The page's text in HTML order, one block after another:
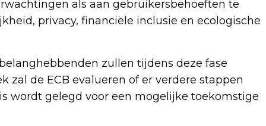
als aan gebruikersbehoeften te
privacy, financiële inclusie en ecologische
zullen tijdens deze fase
zal de ECB evalueren of er verdere stappen
wordt gelegd voor een mogelijke toekomstige